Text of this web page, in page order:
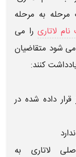
به مرحله
لاتاریرا می
می شود متقاضیان
کنند:
داده شده در
لاتاری به